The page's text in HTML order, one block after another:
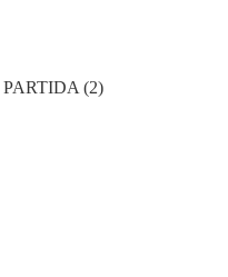
(2)